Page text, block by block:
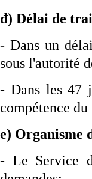
đ) Délai de
- Dans un
sous l'autorité
- Dans les 47
compétence
e) Organisme
- Le Service